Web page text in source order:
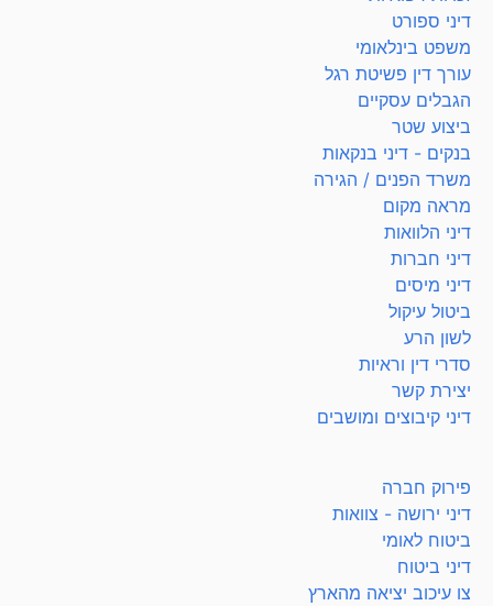
דיני ספורט
משפט בינלאומי
עורך דין פשיטת רגל
הגבלים עסקיים
ביצוע שטר
בנקים - דיני בנקאות
משרד הפנים / הגירה
מראה מקום
דיני הלוואות
דיני חברות
דיני מיסים
ביטול עיקול
לשון הרע
סדרי דין וראיות
יצירת קשר
דיני קיבוצים ומושבים
פירוק חברה
דיני ירושה - צוואות
ביטוח לאומי
דיני ביטוח
צו עיכוב יציאה מהארץ